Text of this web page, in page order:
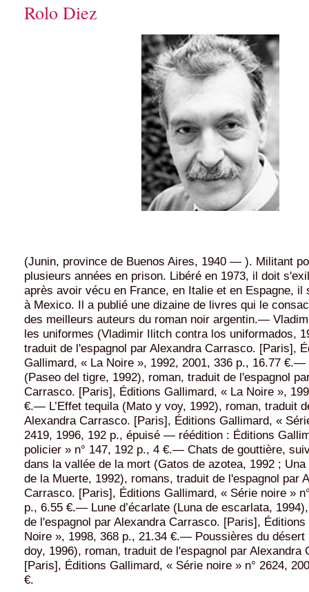
Rolo Diez
(Junin, province de Buenos Aires, 1940 — ). Militant
plusieurs années en prison. Libéré en 1973, il doit
après avoir vécu en France, en Italie et en Espagne, il
à Mexico. Il a publié une dizaine de livres qui le
des meilleurs auteurs du roman noir argentin.—
les uniformes (Vladimir Ilitch contra los uniformados,
traduit de l'espagnol par Alexandra Carrasco. [Paris],
Gallimard, « La Noire », 1992, 2001, 336 p., 16.77 €.—
(Paseo del tigre, 1992), roman, traduit de l'espagnol
Carrasco. [Paris], Éditions Gallimard, « La Noire »,
€.— L’Effet tequila (Mato y voy, 1992), roman, traduit
Alexandra Carrasco. [Paris], Éditions Gallimard, «
2419, 1996, 192 p., épuisé — réédition : Éditions
policier » n° 147, 192 p., 4 €.— Chats de gouttière,
dans la vallée de la mort (Gatos de azotea, 1992 ; Una
de la Muerte, 1992), romans, traduit de l'espagnol par
Carrasco. [Paris], Éditions Gallimard, « Série noire »
p., 6.55 €.— Lune d’écarlate (Luna de escarlata,
de l'espagnol par Alexandra Carrasco. [Paris],
Noire », 1998, 368 p., 21.34 €.— Poussières du désert
doy, 1996), roman, traduit de l'espagnol par Alexandra
[Paris], Éditions Gallimard, « Série noire » n° 2624,
€.